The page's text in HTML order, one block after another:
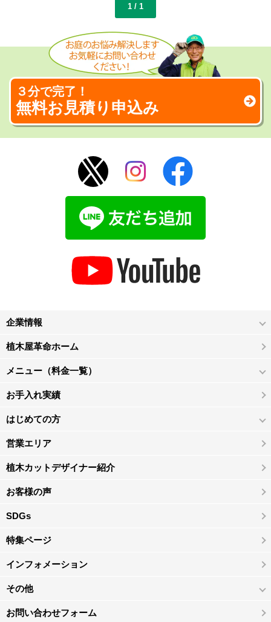
1 / 1
３分で完了！
無料お見積り申込み
企業情報
植木屋革命ホーム
メニュー（料金一覧）
お手入れ実績
はじめての方
営業エリア
植木カットデザイナー紹介
お客様の声
SDGs
特集ページ
インフォメーション
その他
お問い合わせフォーム